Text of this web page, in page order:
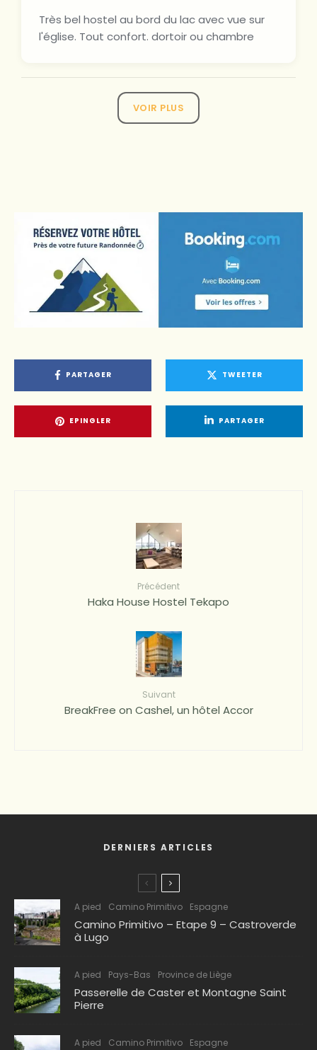
Très bel hostel au bord du lac avec vue sur
l'église. Tout confort. dortoir ou chambre
VOIR PLUS
PARTAGER TWEETER
EPINGLER PARTAGER
Précédent
Haka House Hostel Tekapo
Suivant
BreakFree on Cashel, un hôtel Accor
DERNIERS ARTICLES
A pied Camino Primitivo Espagne
Camino Primitivo – Etape 9 – Castroverde
à Lugo
A pied Pays-Bas Province de Liège
Passerelle de Caster et Montagne Saint
Pierre
A pied Camino Primitivo Espagne